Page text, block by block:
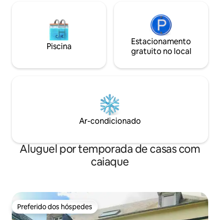
cuidado com crianças pequenas Prox
center park fin and greenway and lady
cenário DE sonho
Piscina
Estacionamento
gratuito no local
Ar-condicionado
Aluguel por temporada de casas com
caiaque
Preferido dos hóspedes
Preferido dos hóspedes